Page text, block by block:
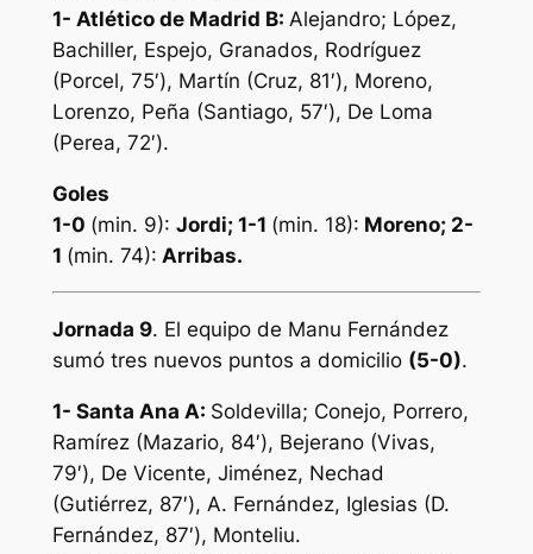
1- Atlético de Madrid B: Alejandro; López,
Bachiller, Espejo, Granados, Rodríguez
(Porcel, 75′), Martín (Cruz, 81′), Moreno,
Lorenzo, Peña (Santiago, 57′), De Loma
(Perea, 72′).
Goles
1-0 (min. 9): Jordi; 1-1 (min. 18): Moreno; 2-
1 (min. 74): Arribas.
Jornada 9. El equipo de Manu Fernández
sumó tres nuevos puntos a domicilio (5-0).
1- Santa Ana A: Soldevilla; Conejo, Porrero,
Ramírez (Mazario, 84′), Bejerano (Vivas,
79′), De Vicente, Jiménez, Nechad
(Gutiérrez, 87′), A. Fernández, Iglesias (D.
Fernández, 87′), Monteliu.